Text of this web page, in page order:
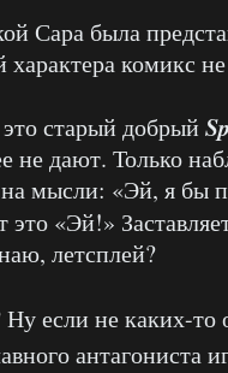
Сара была
характера комикс
старый добрый
не дают. Только
мысли: «Эй, я бы
это «Эй!»
летсплей?
Ну если не каких-
антагониста